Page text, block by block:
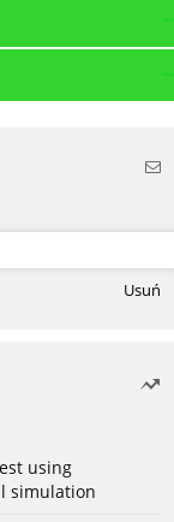
Usuń
using
simulation